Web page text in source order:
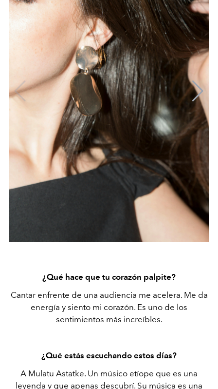
¿Qué hace que tu corazón palpite?
Cantar enfrente de una audiencia me acelera. Me da
energía y siento mi corazón. Es uno de los
sentimientos más increíbles.
¿Qué estás escuchando estos días?
A Mulatu Astatke. Un músico etíope que es una
leyenda y que apenas descubrí. Su música es una